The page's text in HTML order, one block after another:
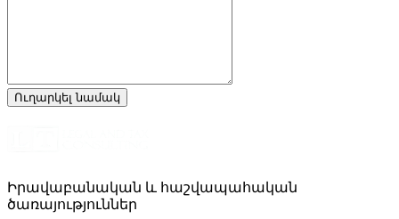
Իրավաբանական և հաշվապահական
ծառայություններ